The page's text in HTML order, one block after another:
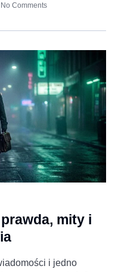
No Comments
mity i
i jedno